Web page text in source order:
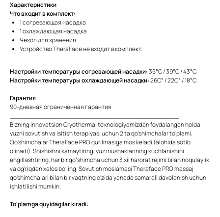
Характеристики
Что входит в комплект:
1 согревающая насадка
1 охлаждающая насадка
Чехол для хранения
Устройство TheraFace не входит в комплект.
Настройки температуры согревающей насадки:35°C / 39°C / 43°C
Настройки температуры охлаждающей насадки:26C° / 22C° / 18°C
Гарантия
90-дневная ограниченная гарантия
Bizning innovatsion Cryothermal texnologiyamizdan foydalangan holda
yuzni sovutish va isitish terapiyasi uchun 2 ta qo'shimchalar to'plami.
Qo'shimchalar TheraFace PRO qurilmasiga mos keladi (alohida sotib
olinadi). Shishishni kamaytiring, yuz mushaklarining kuchlanishini
engillashtiring, har bir qo’shimcha uchun 3 xil harorat rejimi bilan noqulaylik
va og'riqdan xalos bo'ling. Sovutish moslamasi Theraface PRO massaj
qo'shimchalari bilan bir vaqtning o'zida yanada samarali davolanish uchun
ishlatilishi mumkin.
To'plamga quyidagilar kiradi: